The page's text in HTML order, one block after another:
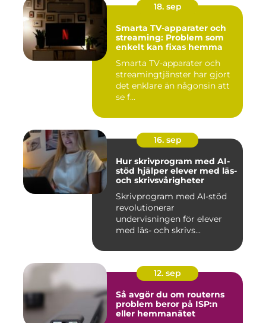
18. sep
Smarta TV-apparater och
streaming: Problem som
enkelt kan fixas hemma
Smarta TV-apparater och
streamingtjänster har gjort
det enklare än någonsin att
se f...
16. sep
Hur skrivprogram med AI-
stöd hjälper elever med läs-
och skrivsvårigheter
Skrivprogram med AI-stöd
revolutionerar
undervisningen för elever
med läs- och skrivs...
12. sep
Så avgör du om routerns
problem beror på ISP:n
eller hemmanätet